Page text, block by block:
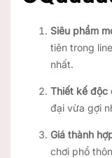
Siêu phẩm
tiên trong
nhất.
Thiết kế độc
đại vừa gợi
Giá thành
chơi phổ